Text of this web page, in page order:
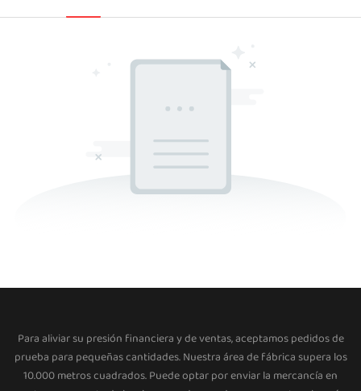
Para aliviar su presión financiera y de ventas, aceptamos pedidos de
prueba para pequeñas cantidades. Nuestra área de fábrica supera los
10.000 metros cuadrados. Puede optar por enviar la mercancía en